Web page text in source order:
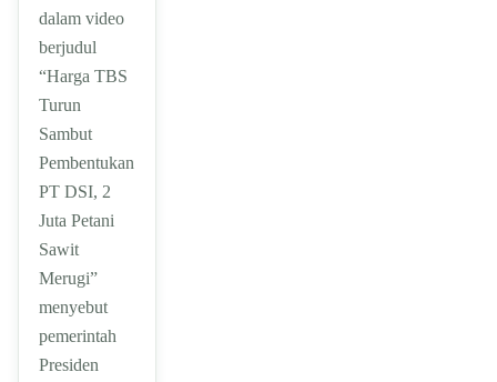
dalam video
berjudul
“Harga TBS
Turun
Sambut
Pembentukan
PT DSI, 2
Juta Petani
Sawit
Merugi”
menyebut
pemerintah
Presiden